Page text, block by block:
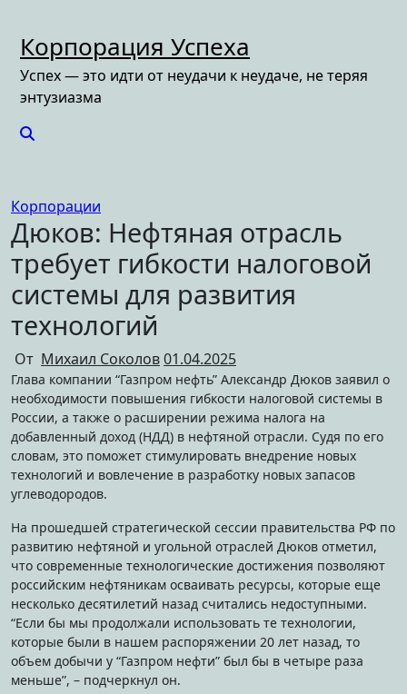
содержимому
Корпорация Успеха
Успех — это идти от неудачи к неудаче, не теряя
энтузиазма
Корпорации
Дюков: Нефтяная отрасль
требует гибкости налоговой
системы для развития
технологий
От Михаил Соколов01.04.2025
Глава компании “Газпром нефть” Александр Дюков заявил о
необходимости повышения гибкости налоговой системы в
России, а также о расширении режима налога на
добавленный доход (НДД) в нефтяной отрасли. Судя по его
словам, это поможет стимулировать внедрение новых
технологий и вовлечение в разработку новых запасов
углеводородов.
На прошедшей стратегической сессии правительства РФ по
развитию нефтяной и угольной отраслей Дюков отметил,
что современные технологические достижения позволяют
российским нефтяникам осваивать ресурсы, которые еще
несколько десятилетий назад считались недоступными.
“Если бы мы продолжали использовать те технологии,
которые были в нашем распоряжении 20 лет назад, то
объем добычи у “Газпром нефти” был бы в четыре раза
меньше”, – подчеркнул он.